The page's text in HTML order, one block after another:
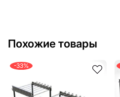
Похожие товары
-33%